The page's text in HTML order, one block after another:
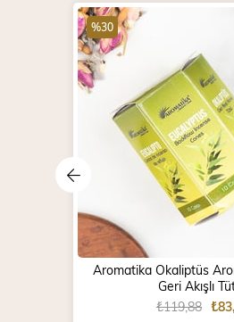
Aromatika Okaliptüs
Geri Akışlı
₺119,88
%30